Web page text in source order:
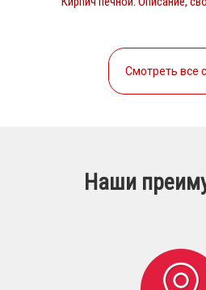
Смотреть все
Наши